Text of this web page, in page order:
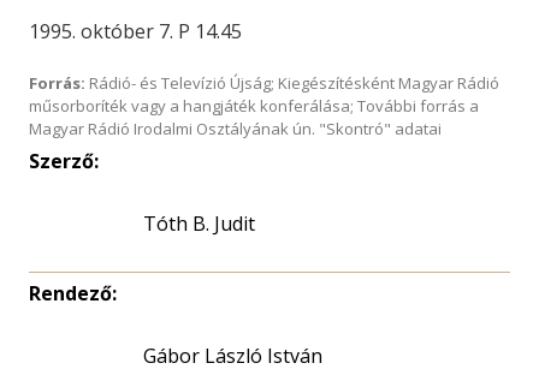
1995. október 7. P 14.45
Forrás: Rádió- és Televízió Újság; Kiegészítésként Magyar Rádió
műsorboríték vagy a hangjáték konferálása; További forrás a
Magyar Rádió Irodalmi Osztályának ún. "Skontró" adatai
Szerző:
Tóth B. Judit
Rendező:
Gábor László István